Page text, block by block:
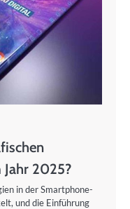
2025?
in der Smartphone-
und die Einführung